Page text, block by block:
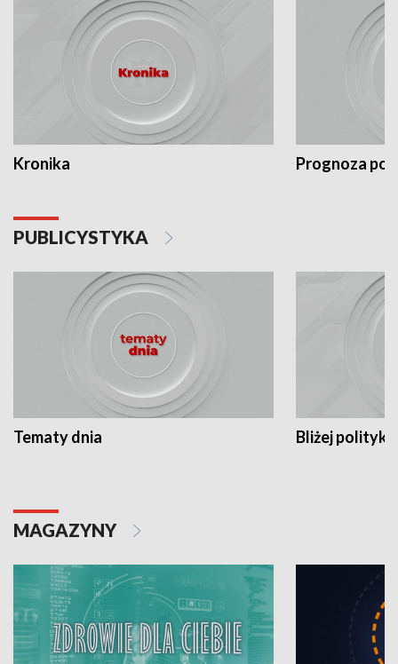
Kronika Prognoza
PUBLICYSTYKA
Tematy dnia Bliżej polityki
MAGAZYNY